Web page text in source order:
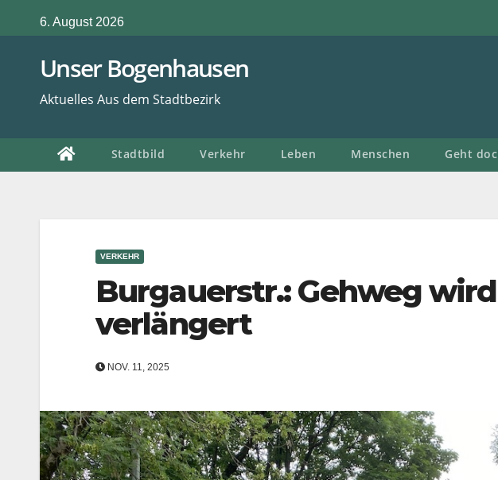
Inhalt
springen
6. August 2026
Unser Bogenhausen
Aktuelles Aus dem Stadtbezirk
Stadtbild Verkehr Leben Menschen Geht
VERKEHR
Burgauerstr.: Gehweg
verlängert
NOV. 11, 2025